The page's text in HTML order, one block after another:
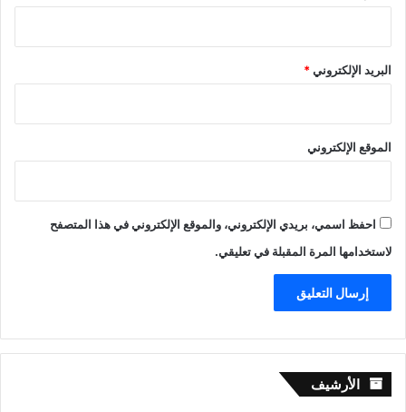
البريد الإلكتروني*
الموقع الإلكتروني
احفظ اسمي، بريدي الإلكتروني، والموقع الإلكتروني في هذا المتصفح
لاستخدامها المرة المقبلة في تعليقي.
الأرشيف الأرشيف